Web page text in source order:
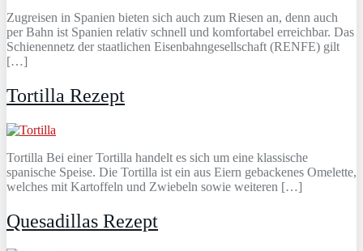
Zugreisen in Spanien bieten sich auch zum Riesen an, denn auch
per Bahn ist Spanien relativ schnell und komfortabel erreichbar. Das
Schienennetz der staatlichen Eisenbahngesellschaft (RENFE) gilt
[…]
Tortilla Rezept
Tortilla Bei einer Tortilla handelt es sich um eine klassische
spanische Speise. Die Tortilla ist ein aus Eiern gebackenes Omelette,
welches mit Kartoffeln und Zwiebeln sowie weiteren […]
Quesadillas Rezept